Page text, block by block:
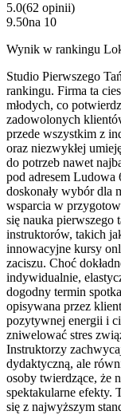
5.0(62 opinii)
9.50na 10
Wynik w rankingu
Studio Pierwszego
rankingu. Firma ta
młodych, co
zadowolonych
przede wszystkim z
oraz niezwykłej
do potrzeb nawet
pod adresem
doskonały wybór dla
wsparcia w
się nauka pierwszego
instruktorów, takich
innowacyjne kursy
zaciszu. Choć
indywidualnie,
dogodny termin
opisywana przez
pozytywnej energii i
zniwelować stres
Instruktorzy
dydaktyczną, ale
osoby twierdzące, że
spektakularne efekty.
się z najwyższym